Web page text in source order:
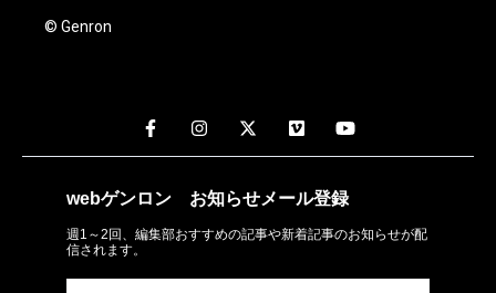
© Genron
webゲンロン お知らせメール登録
週1～2回、編集部おすすめの記事や新着記事のお知らせが配
信されます。